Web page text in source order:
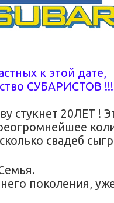
к этой дате,
СУБАРИСТОВ !!!
стукнет 20ЛЕТ !
свадеб
поколения,